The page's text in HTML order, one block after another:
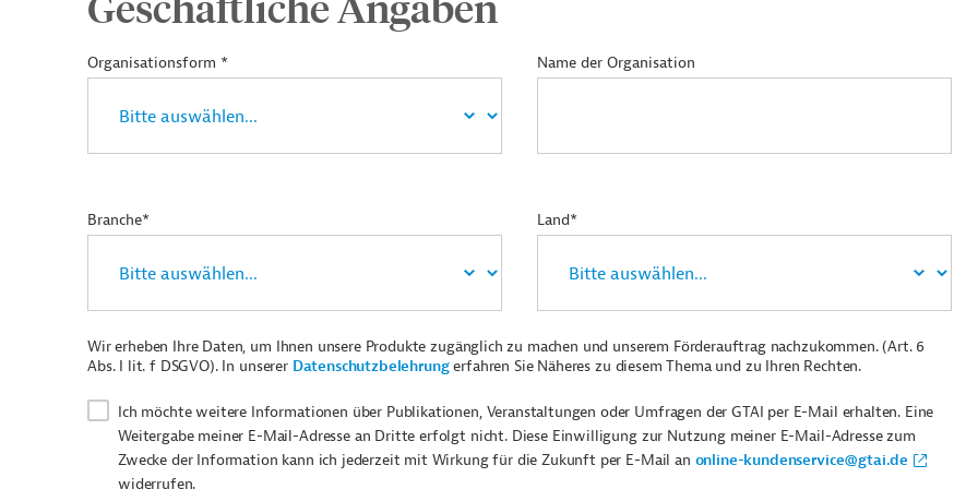
Organisationsform * Name der Organisation
Branche* Land*
Wir erheben Ihre Daten, um Ihnen unsere Produkte zugänglich zu machen und unserem Förderauftrag nachzukommen. (Art. 6
Abs. I lit. f DSGVO). In unserer Datenschutzbelehrungerfahren Sie Näheres zu diesem Thema und zu Ihren Rechten.
Ich möchte weitere Informationen über Publikationen, Veranstaltungen oder Umfragen der GTAI per E-Mail erhalten. Eine
Weitergabe meiner E-Mail-Adresse an Dritte erfolgt nicht. Diese Einwilligung zur Nutzung meiner E-Mail-Adresse zum
Zwecke der Information kann ich jederzeit mit Wirkung für die Zukunft per E-Mail an online-kundenservice@gtai.de
widerrufen.